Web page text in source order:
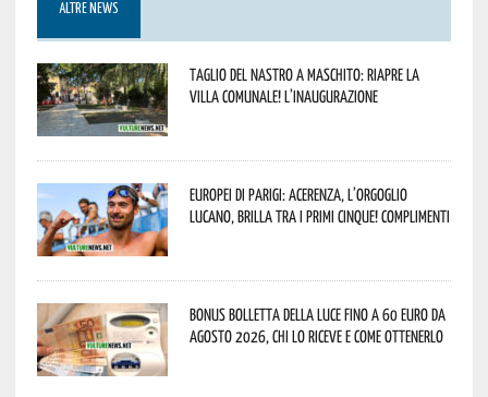
ALTRE NEWS
Taglio del nastro a Maschito: riapre la
Villa Comunale! L’inaugurazione
Europei di Parigi: Acerenza, l’orgoglio
lucano, brilla tra i primi cinque! Complimenti
Bonus bolletta della luce fino a 60 euro da
agosto 2026, chi lo riceve e come ottenerlo